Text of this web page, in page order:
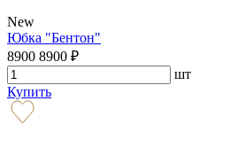
New
Юбка "Бентон"
8900 8900 ₽
шт
Купить